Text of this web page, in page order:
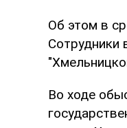
Об этом в
Сотрудники
Во ходе